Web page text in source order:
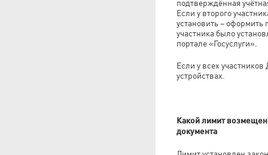
подтверждённая
Если у второго
установить – оформить
участника было
портале «Госуслуги».
Если у всех
устройствах.
Какой лимит
документа